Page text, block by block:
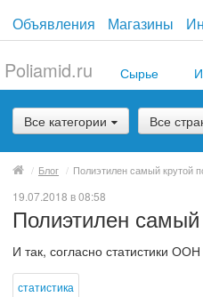
Объявления Магазины
Poliamid.ru Сырье
Все категории Все
/ Блог / Полиэтилен самый крутой
19.07.2018 в 08:58
Полиэтилен
И так, согласно статистики
статистика